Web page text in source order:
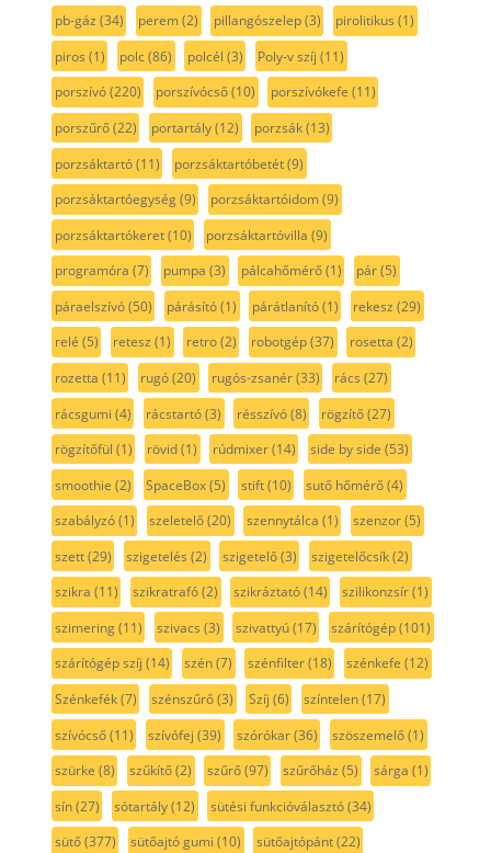
pb-gáz (34) perem(2) pillangószelep(3) pirolitikus (1)
piros (1) polc(86) polcél (3) Poly-v szíj (11)
porszívó(220) porszívócső(10) porszívókefe (11)
porszűrő(22) portartály(12) porzsák(13)
porzsáktartó(11) porzsáktartóbetét(9)
porzsáktartóegység(9) porzsáktartóidom(9)
porzsáktartókeret(10) porzsáktartóvilla (9)
programóra (7) pumpa (3) pálcahőmérő(1) pár(5)
páraelszívó(50) párásító(1) párátlanító(1) rekesz (29)
relé (5) retesz (1) retro(2) robotgép(37) rosetta (2)
rozetta (11) rugó(20) rugós-zsanér(33) rács (27)
rácsgumi (4) rácstartó(3) résszívó(8) rögzítő(27)
rögzítőfül (1) rövid(1) rúdmixer(14) side by side (53)
smoothie (2) SpaceBox(5) stift(10) sutő hőmérő(4)
szabályzó(1) szeletelő(20) szennytálca (1) szenzor(5)
szett(29) szigetelés (2) szigetelő(3) szigetelőcsík(2)
szikra (11) szikratrafó(2) szikráztató(14) szilikonzsír(1)
szimering(11) szivacs (3) szivattyú(17) szárítógép(101)
szárítógép szíj (14) szén(7) szénfilter(18) szénkefe (12)
Szénkefék(7) szénszűrő(3) Szíj (6) színtelen(17)
szívócső(11) szívófej (39) szórókar(36) szöszemelő(1)
szürke (8) szűkítő(2) szűrő(97) szűrőház (5) sárga (1)
sín(27) sótartály(12) sütési funkcióválasztó(34)
sütő(377) sütőajtó gumi (10) sütőajtópánt(22)